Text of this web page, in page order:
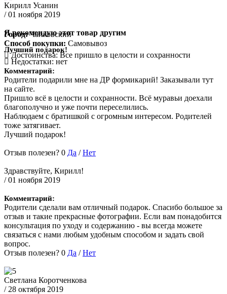
Кирилл Усанин
/ 01 ноября 2019
Я рекомендую этот товар другим
Город:Чайковский
Способ покупки: Самовывоз
Лучший подарок!
Достоинства:Все пришло в целости и сохранности
Недостатки: нет
Комментарий:
Родители подарили мне на ДР формикарий! Заказывали тут
на сайте.
Пришло всё в целости и сохранности. Всё муравьи доехали
благополучно и уже почти переселились.
Наблюдаем с братишкой с огромным интересом. Родителей
тоже затягивает.
Лучший подарок!
Отзыв полезен? 0 Да /Нет
Здравствуйте, Кирилл!
/ 01 ноября 2019
Комментарий:
Родители сделали вам отличный подарок. Спасибо большое за
отзыв и такие прекрасные фотографии. Если вам понадобится
консультация по уходу и содержанию - вы всегда можете
связаться с нами любым удобным способом и задать свой
вопрос.
Отзыв полезен? 0 Да /Нет
Светлана Коротченкова
/ 28 октября 2019